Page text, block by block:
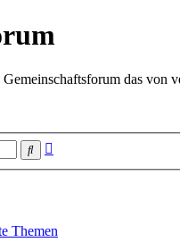
das von
Suche
Themen